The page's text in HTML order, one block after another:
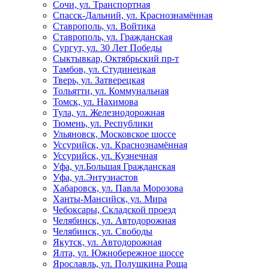
Сочи, ул. Транспортная
Спасск-Дальний, ул. Краснознамённая
Ставрополь, ул. Войтика
Ставрополь, ул. Гражданская
Сургут, ул. 30 Лет Победы
Сыктывкар, Октябрьский пр-т
Тамбов, ул. Студинецкая
Тверь, ул. Затверецкая
Тольятти, ул. Коммунальная
Томск, ул. Нахимова
Тула, ул. Железнодорожная
Тюмень, ул. Республики
Ульяновск, Московское шоссе
Уссурийск, ул. Краснознамённая
Уссурийск, ул. Кузнечная
Уфа, ул.Большая Гражданская
Уфа, ул.Энтузиастов
Хабаровск, ул. Павла Морозова
Ханты-Мансийск, ул. Мира
Чебоксары, Складской проезд
Челябинск, ул. Автодорожная
Челябинск, ул. Свободы
Якутск, ул. Автодорожная
Ялта, ул. Южнобережное шоссе
Ярославль, ул. Полушкина Роща